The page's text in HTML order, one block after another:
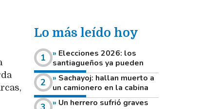
Lo más leído hoy
Elecciones 2026: los
santiagueños ya pueden
consultar dónde votan este
domingo
Sachayoj: hallan muerto a
un camionero en la cabina
de su vehículo a la vera de
Un herrero sufrió graves